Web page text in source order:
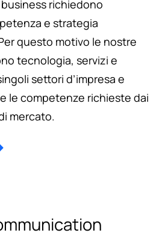
richiedono
e strategia
questo motivo le nostre
tecnologia, servizi e
settori d’impresa e
le competenze richieste dai
mercato.